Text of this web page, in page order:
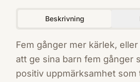
Beskrivning
Fem gånger mer kärlek,
att ge sina barn fem gånger
positiv uppmärksamhet som